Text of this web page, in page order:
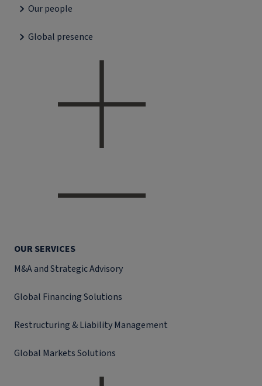
Our people
Global presence
OUR SERVICES
M&A and Strategic Advisory
Global Financing Solutions
Restructuring & Liability Management
Global Markets Solutions